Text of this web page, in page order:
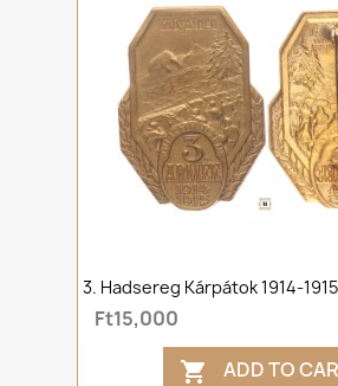
3. Hadsereg Kárpátok 1914-
Ft15,000
 ADD TO